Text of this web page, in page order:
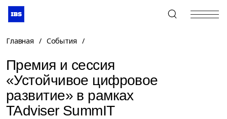
+7 (495) 967-80-80
Главная / События /
Премия и сессия
«Устойчивое цифровое
развитие» в рамках
TAdviser SummIT